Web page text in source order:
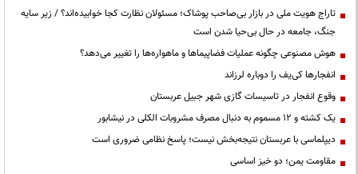
تاراج هویت ملی در بازار بی‌صاحب پوشاک؛ مسئولان نظارت کجا خوابیده‌اند؟ / زیر سایه
جنگ، جامعه در حال بی‌حیا شدن است
هوش مصنوعی چگونه عملیات فضاپیماها و ماهواره‌ها را تغییر می‌دهد؟
انفجارها کی‌یف را دوباره لرزاند
وقوع انفجار در تاسیسات گازی شهر جبیل عربستان
یک کشته و ۱۲ مسموم به دنبال مصرف مشروبات الکلی در نیشابور
دیپلماسی با عربستان نتیجه‌بخش نیست؛ پاسخ نظامی ضروری است
مقاومت یمن؛ دو خیز اساسی